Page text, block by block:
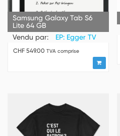
Samsung Galaxy Tab S6
Lite 64 GB
Vendu par:
EP: Egger TV
CHF 549.00 TVA comprise